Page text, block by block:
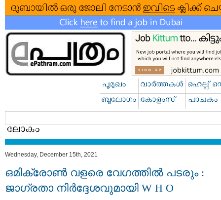
Wednesday, December 15th, 2021
ഒമിക്രോൺ വളരെ വേഗത്തിൽ പടരും :
ജാഗ്രതാ നിര്‍ദ്ദേശവുമായി W H O